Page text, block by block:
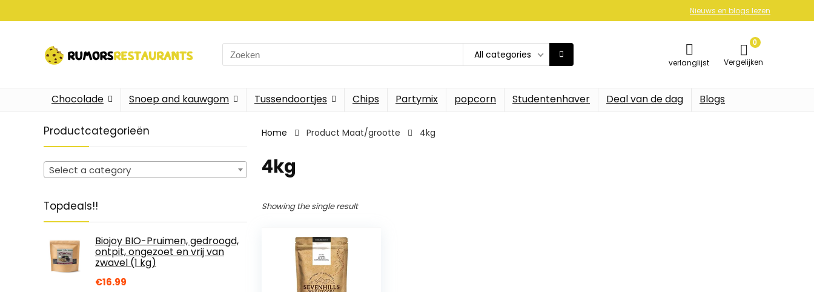
Nieuws en blogs lezen
Search
for:
All categories
verlanglijst
0
Vergelijken
Chocolade Snoep and kauwgom Tussendoortjes Chips Partymix popcorn Studentenhaver Deal van de dag Blogs
Productcategorieën
Select a category
Topdeals!!
Biojoy BIO-Pruimen, gedroogd,
ontpit, ongezoet en vrij van
zwavel (1 kg)
€16.99
Home Product Maat/grootte 4kg
4kg
Showing the single result